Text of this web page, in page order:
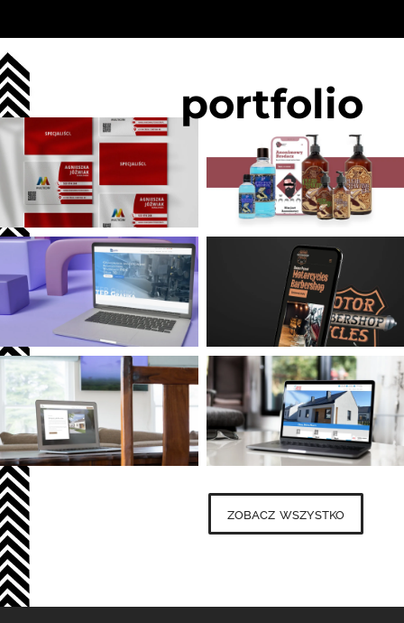
portfolio
zobacz wszystko